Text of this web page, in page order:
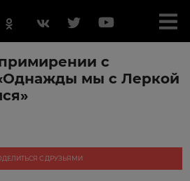
с
мы с Леркой
С ДРУЗЬЯМИ